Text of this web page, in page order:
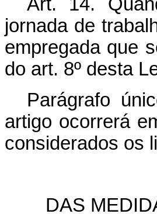
jornada de
empregada que
do art. 8º desta
Parágrafo
artigo ocorrerá
considerados os
DAS